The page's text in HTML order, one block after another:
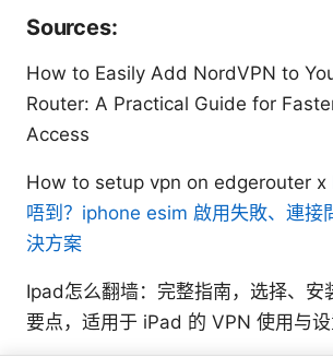
Sources:
How to Easily Add NordVPN to
Router: A Practical Guide for
Access
How to setup vpn on edgerouter x
唔到？iphone esim 啟用失敗、連接
決方案
Ipad怎么翻墙：完整指南，选择、安
要点，适用于 iPad 的 VPN 使用与